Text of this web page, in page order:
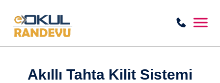
Akıllı Tahta Kilit Sistemi